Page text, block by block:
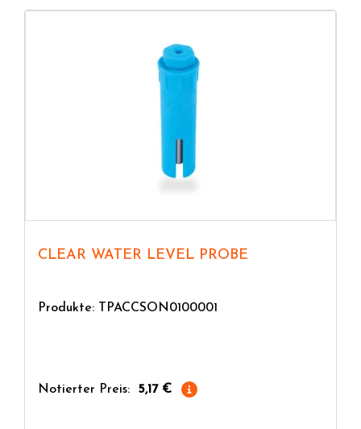
CLEAR WATER LEVEL PROBE
Produkte: TPACCSON0100001
Notierter Preis: 5,17 €